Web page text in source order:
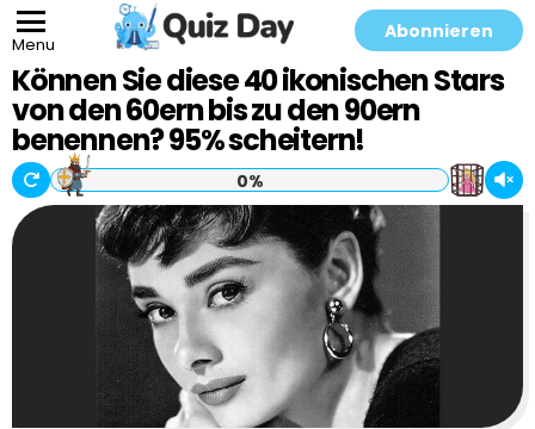
Menu
Abonnieren
Können Sie diese 40 ikonischen Stars
von den 60ern bis zu den 90ern
benennen? 95% scheitern!
0%